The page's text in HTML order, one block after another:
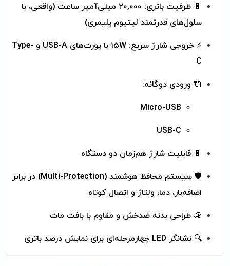
🔋 ظرفیت باتری: ۲۰,۰۰۰ میلی‌آمپر ساعت (واقعی، با
سلول‌های قدرتمند لیتیوم پلیمری)
⚡ خروجی شارژ سریع: ۱۵W با پورت‌های USB-A و Type-
C
🔌 ورودی دوگانه:
Micro-USB
USB-C
🔋 قابلیت شارژ هم‌زمان دو دستگاه
🛡 سیستم محافظ هوشمند (Multi-Protection) در برابر
اضافه‌بار، دما، ولتاژ و اتصال کوتاه
🧊 طراحی بدنه ضدخش و مقاوم با بافت مات
🔍 نشانگر LED چهارمرحله‌ای برای نمایش درصد باتری